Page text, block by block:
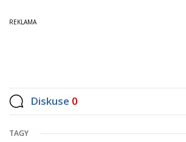
Diskuse 0
TAGY